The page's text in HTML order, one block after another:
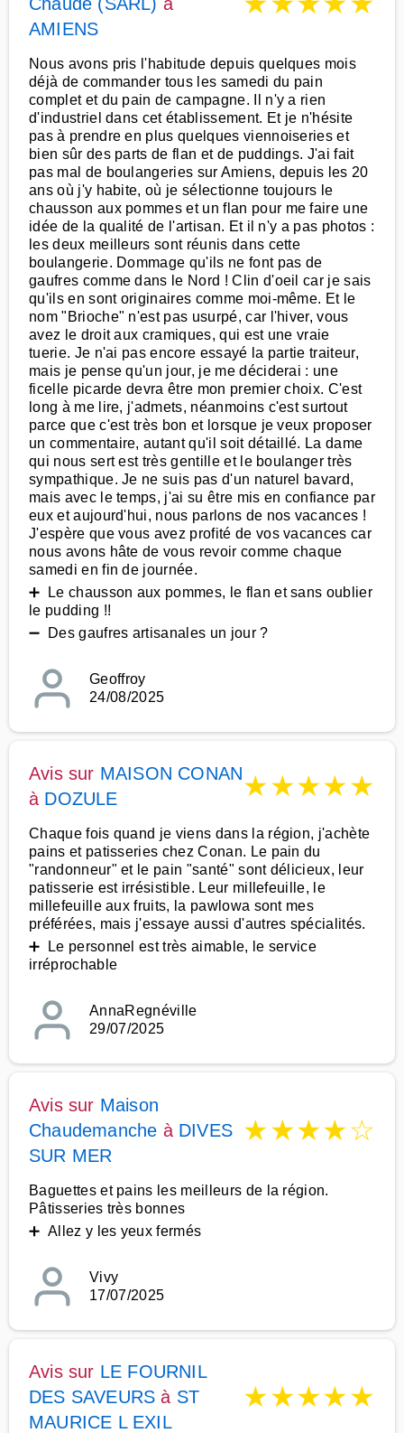
AMIENS
Nous avons pris l'habitude depuis quelques mois
déjà de commander tous les samedi du pain
complet et du pain de campagne. Il n'y a rien
d'industriel dans cet établissement. Et je n'hésite
pas à prendre en plus quelques viennoiseries et
bien sûr des parts de flan et de puddings. J'ai fait
pas mal de boulangeries sur Amiens, depuis les 20
ans où j'y habite, où je sélectionne toujours le
chausson aux pommes et un flan pour me faire une
idée de la qualité de l'artisan. Et il n'y a pas photos :
les deux meilleurs sont réunis dans cette
boulangerie. Dommage qu'ils ne font pas de
gaufres comme dans le Nord ! Clin d'oeil car je sais
qu'ils en sont originaires comme moi-même. Et le
nom "Brioche" n'est pas usurpé, car l'hiver, vous
avez le droit aux cramiques, qui est une vraie
tuerie. Je n'ai pas encore essayé la partie traiteur,
mais je pense qu'un jour, je me déciderai : une
ficelle picarde devra être mon premier choix. C'est
long à me lire, j'admets, néanmoins c'est surtout
parce que c'est très bon et lorsque je veux proposer
un commentaire, autant qu'il soit détaillé. La dame
qui nous sert est très gentille et le boulanger très
sympathique. Je ne suis pas d'un naturel bavard,
mais avec le temps, j'ai su être mis en confiance par
eux et aujourd'hui, nous parlons de nos vacances !
J'espère que vous avez profité de vos vacances car
nous avons hâte de vous revoir comme chaque
samedi en fin de journée.
➕ Le chausson aux pommes, le flan et sans oublier
le pudding !!
➖ Des gaufres artisanales un jour ?
Geoffroy
24/08/2025
Avis sur MAISON CONAN
à DOZULE ★★★★★
Chaque fois quand je viens dans la région, j'achète
pains et patisseries chez Conan. Le pain du
"randonneur" et le pain "santé" sont délicieux, leur
patisserie est irrésistible. Leur millefeuille, le
millefeuille aux fruits, la pawlowa sont mes
préférées, mais j'essaye aussi d'autres spécialités.
➕ Le personnel est très aimable, le service
irréprochable
AnnaRegnéville
29/07/2025
Avis sur Maison
Chaudemanche à DIVES
SUR MER
★★★★☆
Baguettes et pains les meilleurs de la région.
Pâtisseries très bonnes
➕ Allez y les yeux fermés
Vivy
17/07/2025
Avis sur LE FOURNIL
DES SAVEURS à ST
MAURICE L EXIL
★★★★★